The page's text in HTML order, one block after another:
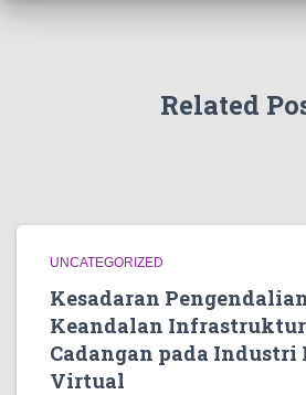
Related
UNCATEGORIZED
Kesadaran
Keandalan
Cadangan pada Industri
Virtual